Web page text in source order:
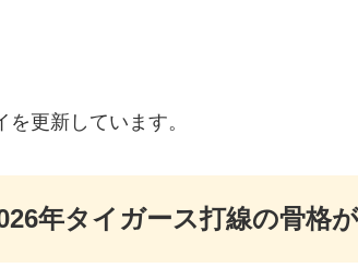
更新しています。
年タイガース打線の骨格